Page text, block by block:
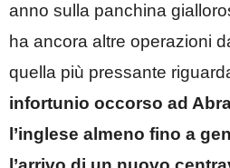
anno sulla panchina
ha ancora altre operazioni
quella più pressante
infortunio occorso ad
l’inglese almeno fino a